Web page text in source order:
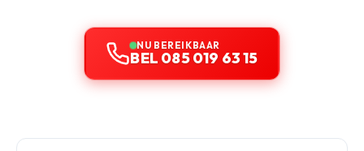
NU BEREIKBAAR
BEL 085 019 63 15